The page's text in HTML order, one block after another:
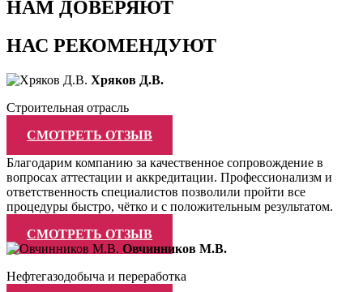
НАМ ДОВЕРЯЮТ
НАС РЕКОМЕНДУЮТ
Хряков Д.В.
Строительная отрасль
СМОТРЕТЬ ОТЗЫВ
Благодарим компанию за качественное сопровождение в
вопросах аттестации и аккредитации. Профессионализм и
ответственность специалистов позволили пройти все
процедуры быстро, чётко и с положительным результатом.
СМОТРЕТЬ ОТЗЫВ
Овчинников М.В.
Нефтегазодобыча и переработка